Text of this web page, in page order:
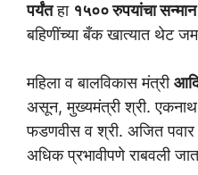
पर्यंतहा १५०० रुपयांचा सन्मान
बहिणींच्या बँक खात्यात थेट
महिला व बालविकास मंत्री
असून, मुख्यमंत्री श्री.
फडणवीस व श्री. अजित पवार
अधिक प्रभावीपणे राबवली